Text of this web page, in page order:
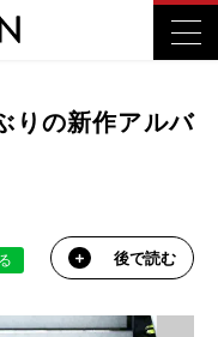
りの新作アルバ
後で読む